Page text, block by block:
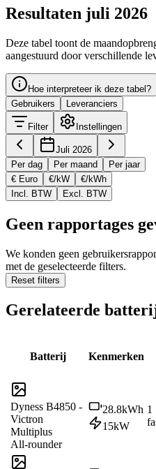
Resultaten juli 2026
Deze tabel toont de
aangestuurd door verschillende
Hoe interpreteer ik deze tabel?
Gebruikers
Leveranciers
Filter Instellingen
Juli 2026
Per dag
Per maand
Per jaar
€ Euro
€/kW
€/kWh
Incl. BTW
Excl. BTW
Geen rapportages
We konden geen
met de geselecteerde filters.
Reset filters
Gerelateerde
Batterij Kenmerken
Dyness B4850 -
Victron
Multiplus
All-rounder
28.8kWh
15kW
1